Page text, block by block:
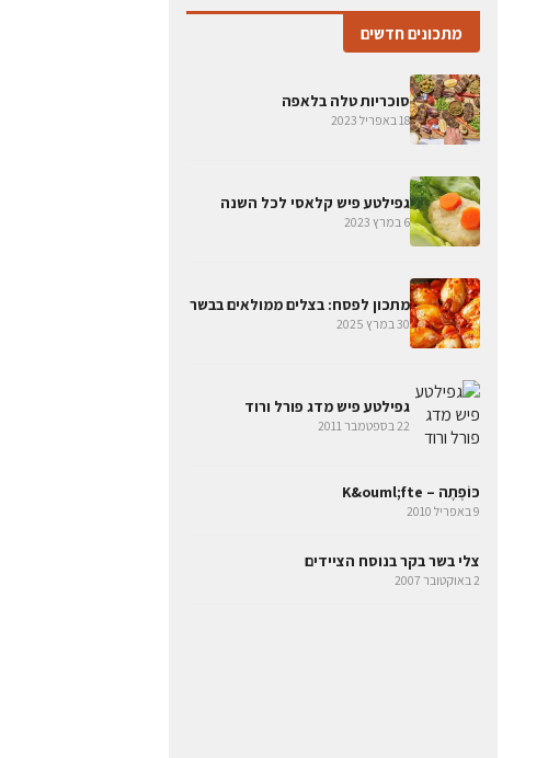
מתכונים חדשים
סוכריות טלה בלאפה
18 באפריל 2023
גפילטע פיש קלאסי לכל השנה
6 במרץ 2023
מתכון לפסח: בצלים ממולאים בבשר
30 במרץ 2025
גפילטע פיש מדג פורל ורוד
22 בספטמבר 2011
כּוֹפְתֶה – K&ouml;fte
9 באפריל 2010
צלי בשר בקר בנוסח הציידים
2 באוקטובר 2007